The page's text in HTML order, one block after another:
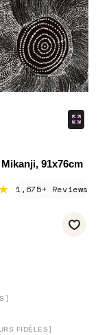
91x76cm
1,675+ Reviews
]
FIDÈLES ]